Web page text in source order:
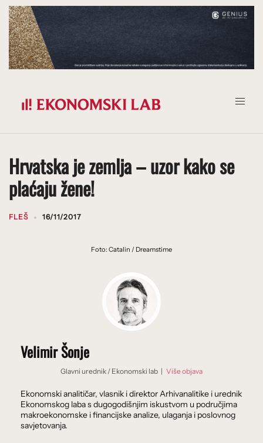
Prijeđi
na
sadržaj
Hrvatska je zemlja – uzor kako se
plaćaju žene!
FLEŠ 16/11/2017
Foto: Catalin / Dreamstime
Velimir Šonje
Glavni urednik / Ekonomski lab | Više objava
Ekonomski analitičar, vlasnik i direktor Arhivanalitike i urednik
Ekonomskog laba s dugogodišnjim iskustvom u područjima
makroekonomske i financijske analize, ulaganja i poslovnog
savjetovanja.